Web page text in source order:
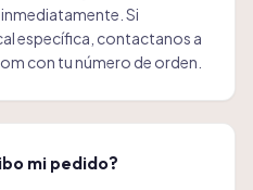
Si
específica, contactanos a
con tu número de orden.
mi pedido?